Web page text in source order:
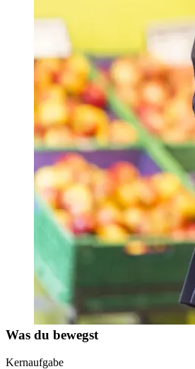
Was du bewegst
Kernaufgabe